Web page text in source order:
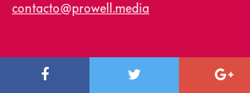
contacto@prowell.media
Copyright © 2026 Prowel Media. Todos los derechos reservados –